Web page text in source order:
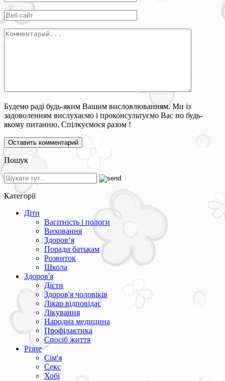
Будемо раді будь-яким Вашим висловлюванням. Ми із
задоволенням вислухаємо і проконсультуємо Вас по будь-
якому питанню. Спілкуємося разом !
Пошук
Категорії
Діти
Вагітність і пологи
Виховання
Здоров’я
Поради батькам
Розвиток
Школа
Здоров'я
Дієти
Здоров'я чоловіків
Лікар відповідає
Лікування
Народна медицина
Профілактика
Спосіб життя
Різне
Сім'я
Секс
Хобі